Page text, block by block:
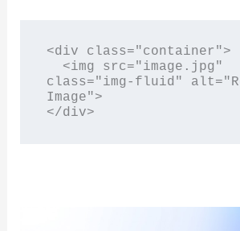
<div class="container">
class="img-fluid"
Image">